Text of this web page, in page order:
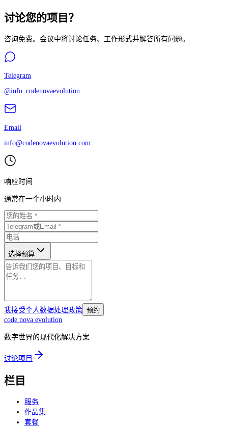
讨论您的项目？
咨询免费。会议中将讨论任务、工作形式并解答所有问题。
Telegram
@info_codenovaevolution
Email
info@codenovaevolution.com
响应时间
通常在一个小时内
选择预算
我接受个人数据处理政策 预约
code nova evolution
数字世界的现代化解决方案
讨论项目
栏目
服务
作品集
套餐